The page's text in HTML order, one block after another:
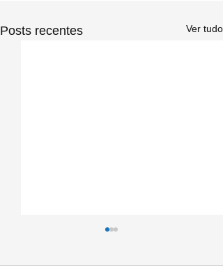
Posts recentes Ver tudo